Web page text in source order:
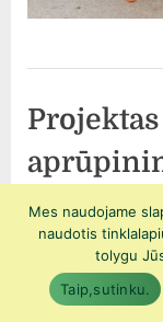
Posted
3 spalio, 2019
Mes naudojame
naudotis
tolygu
Taip,sutinku.